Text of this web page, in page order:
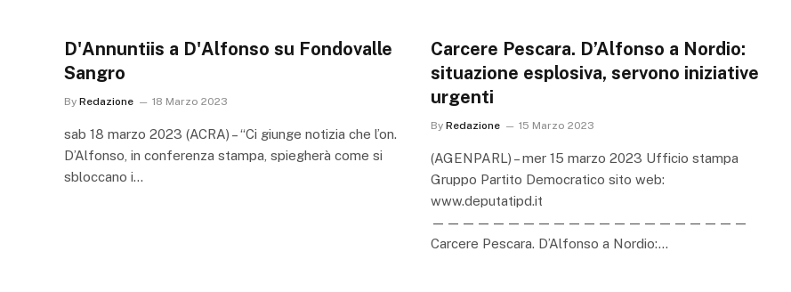
D'Annuntiis a D'Alfonso su Fondovalle
Sangro
By Redazione 18 Marzo 2023
sab 18 marzo 2023 (ACRA) – “Ci giunge notizia che l’on.
D’Alfonso, in conferenza stampa, spiegherà come si
sbloccano i…
Carcere Pescara. D’Alfonso a Nordio:
situazione esplosiva, servono iniziative
urgenti
By Redazione 15 Marzo 2023
(AGENPARL) – mer 15 marzo 2023 Ufficio stampa
Gruppo Partito Democratico sito web:
www.deputatipd.it
—————————————————————
Carcere Pescara. D’Alfonso a Nordio:…